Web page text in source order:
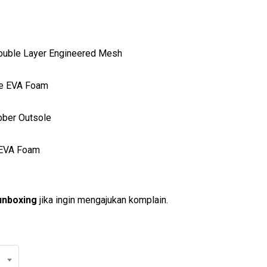
Layer Engineered Mesh
Foam
Outsole
Foam
jika ingin mengajukan komplain.